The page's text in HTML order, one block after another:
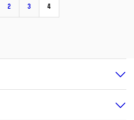
2 3 4